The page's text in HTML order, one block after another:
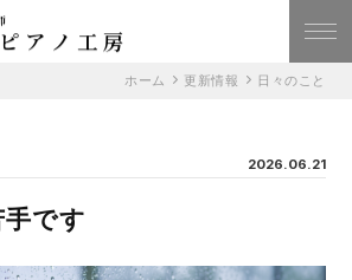
アノ工房
ホーム 更新情報 日々のこと
2026.06.21
です